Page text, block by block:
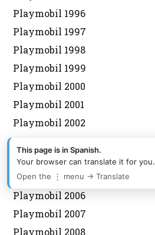
Playmobil 1996
Playmobil 1997
Playmobil 1998
Playmobil 1999
Playmobil 2000
Playmobil 2001
Playmobil 2002
Playmobil 2003
Playmobil 2004
Playmobil 2005
Playmobil 2006
Playmobil 2007
Playmobil 2008
This page is in Spanish.
Your browser can translate it for you.
Open the ⋮ menu → Translate